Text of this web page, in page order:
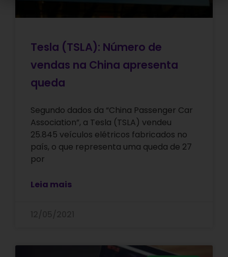
Tesla (TSLA): Número de
vendas na China apresenta
queda
Segundo dados da “China Passenger Car
Association”, a Tesla (TSLA) vendeu
25.845 veículos elétricos fabricados no
país, o que representa uma queda de 27
por
Leia mais